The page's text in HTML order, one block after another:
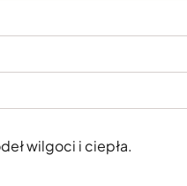
wilgoci i ciepła.